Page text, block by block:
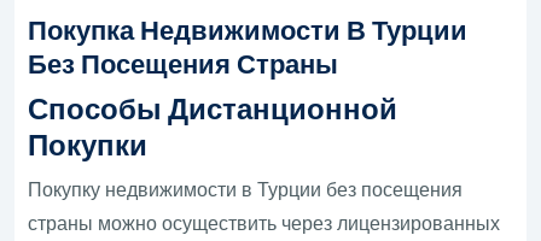
Покупка Недвижимости В Турции
Без Посещения Страны
Способы Дистанционной
Покупки
Покупку недвижимости в Турции без посещения
страны можно осуществить через лицензированных